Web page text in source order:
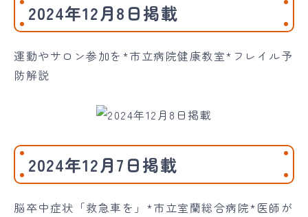
2024年12月8日掲載
運動やサロン参加を*市立病院健康教室*フレイル予
防解説
2024年12月7日掲載
脳卒中症状「救急車を」*市立室蘭総合病院*医師が